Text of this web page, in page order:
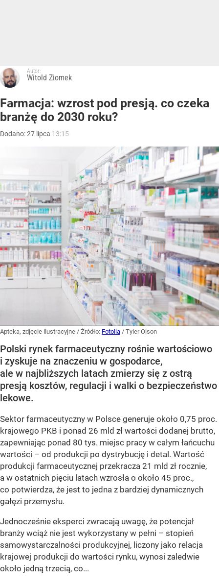
Autor:
Witold Ziomek
Farmacja: wzrost pod presją. co czeka
branżę do 2030 roku?
Dodano:27 lipca 13:15
Apteka, zdjęcie ilustracyjne / Źródło: Fotolia / Tyler Olson
Polski rynek farmaceutyczny rośnie wartościowo
i zyskuje na znaczeniu w gospodarce,
ale w najbliższych latach zmierzy się z ostrą
presją kosztów, regulacji i walki o bezpieczeństwo
lekowe.
Sektor farmaceutyczny w Polsce generuje około 0,75 proc.
krajowego PKB i ponad 26 mld zł wartości dodanej brutto,
zapewniając ponad 80 tys. miejsc pracy w całym łańcuchu
wartości – od produkcji po dystrybucję i detal. Wartość
produkcji farmaceutycznej przekracza 21 mld zł rocznie,
a w ostatnich pięciu latach wzrosła o około 45 proc.,
co potwierdza, że jest to jedna z bardziej dynamicznych
gałęzi przemysłu.
Jednocześnie eksperci zwracają uwagę, że potencjał
branży wciąż nie jest wykorzystany w pełni – stopień
samowystarczalności produkcyjnej, liczony jako relacja
krajowej produkcji do wartości rynku, wynosi zaledwie
około jedną trzecią, co...